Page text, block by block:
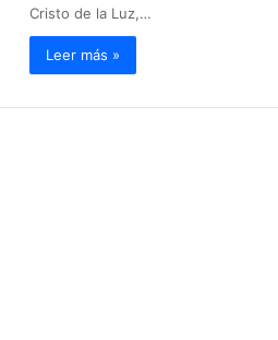
Cristo de la Luz,…
Leer más »